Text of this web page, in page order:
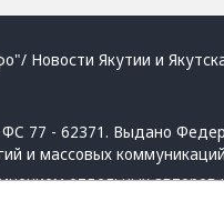
Новости Якутии и
77 - 62371. Выдано
и массовых
отдельных авторов